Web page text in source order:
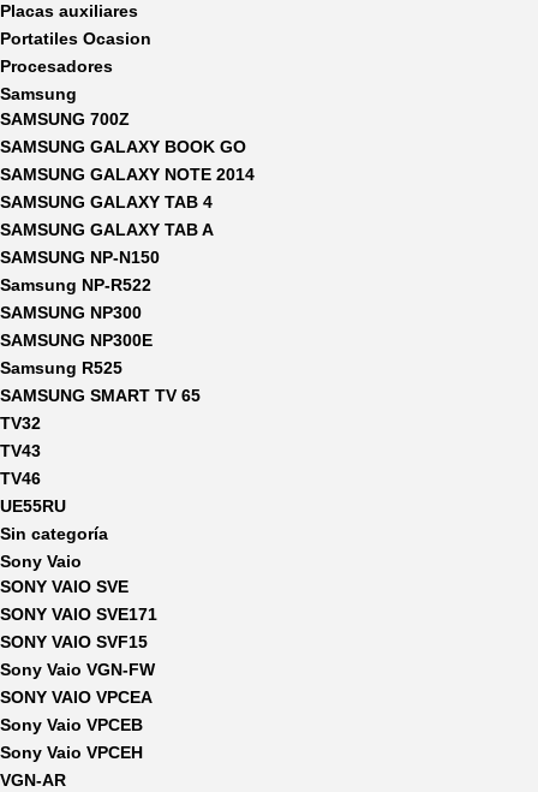
Placas auxiliares
Portatiles Ocasion
Procesadores
Samsung
SAMSUNG 700Z
SAMSUNG GALAXY BOOK GO
SAMSUNG GALAXY NOTE 2014
SAMSUNG GALAXY TAB 4
SAMSUNG GALAXY TAB A
SAMSUNG NP-N150
Samsung NP-R522
SAMSUNG NP300
SAMSUNG NP300E
Samsung R525
SAMSUNG SMART TV 65
TV32
TV43
TV46
UE55RU
Sin categoría
Sony Vaio
SONY VAIO SVE
SONY VAIO SVE171
SONY VAIO SVF15
Sony Vaio VGN-FW
SONY VAIO VPCEA
Sony Vaio VPCEB
Sony Vaio VPCEH
VGN-AR